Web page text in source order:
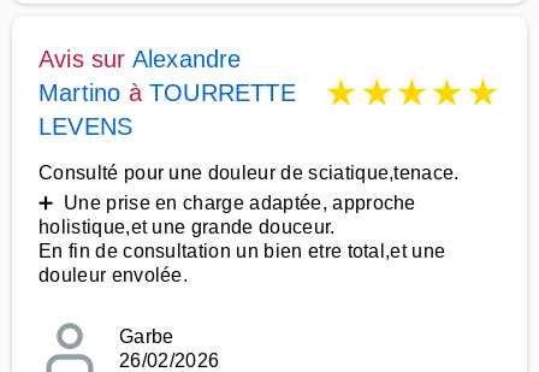
Avis sur Alexandre
Martino àTOURRETTE
LEVENS
★★★★★
Consulté pour une douleur de sciatique,tenace.
➕ Une prise en charge adaptée, approche
holistique,et une grande douceur.
En fin de consultation un bien etre total,et une
douleur envolée.
Garbe
26/02/2026